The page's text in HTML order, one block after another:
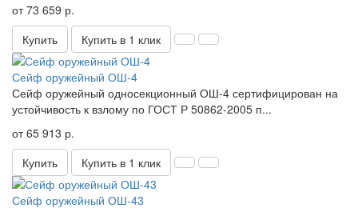
от 73 659 р.
Купить
Купить в 1 клик
Сейф оружейный ОШ-4
Сейф оружейный односекционный ОШ-4 сертифицирован на
устойчивость к взлому по ГОСТ Р 50862-2005 п...
от 65 913 р.
Купить
Купить в 1 клик
Сейф оружейный ОШ-43